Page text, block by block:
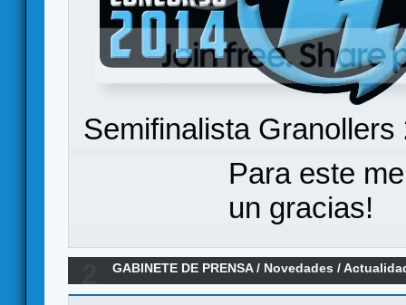
Semifinalista Granollers
Para este
un gracias!
GABINETE DE PRENSA/ Novedades /
premio al mejor blog en castellano JT@-net